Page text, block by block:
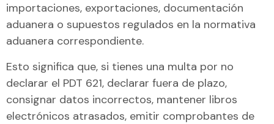
importaciones, exportaciones, documentación
aduanera o supuestos regulados en la normativa
aduanera correspondiente.
Esto significa que, si tienes una multa por no
declarar el PDT 621, declarar fuera de plazo,
consignar datos incorrectos, mantener libros
electrónicos atrasados, emitir comprobantes de